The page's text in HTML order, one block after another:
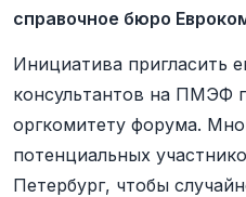
справочное бюро
Инициатива пригласить
консультантов на ПМЭФ
оргкомитету форума.
потенциальных
Петербург, чтобы